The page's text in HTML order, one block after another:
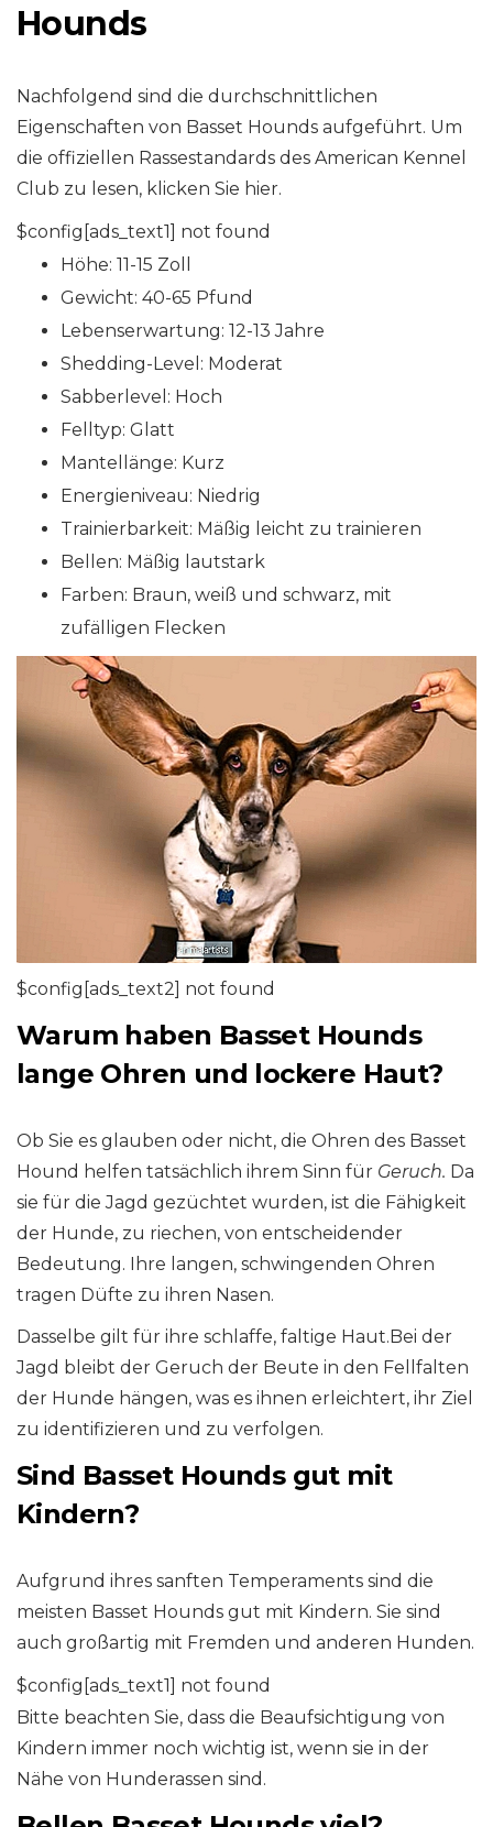
Hounds
Nachfolgend sind die durchschnittlichen
Eigenschaften von Basset Hounds aufgeführt. Um
die offiziellen Rassestandards des American Kennel
Club zu lesen, klicken Sie hier.
$config[ads_text1] not found
Höhe: 11-15 Zoll
Gewicht: 40-65 Pfund
Lebenserwartung: 12-13 Jahre
Shedding-Level: Moderat
Sabberlevel: Hoch
Felltyp: Glatt
Mantellänge: Kurz
Energieniveau: Niedrig
Trainierbarkeit: Mäßig leicht zu trainieren
Bellen: Mäßig lautstark
Farben: Braun, weiß und schwarz, mit
zufälligen Flecken
$config[ads_text2] not found
Warum haben Basset Hounds
lange Ohren und lockere Haut?
Ob Sie es glauben oder nicht, die Ohren des Basset
Hound helfen tatsächlich ihrem Sinn für Geruch. Da
sie für die Jagd gezüchtet wurden, ist die Fähigkeit
der Hunde, zu riechen, von entscheidender
Bedeutung. Ihre langen, schwingenden Ohren
tragen Düfte zu ihren Nasen.
Dasselbe gilt für ihre schlaffe, faltige Haut.Bei der
Jagd bleibt der Geruch der Beute in den Fellfalten
der Hunde hängen, was es ihnen erleichtert, ihr Ziel
zu identifizieren und zu verfolgen.
Sind Basset Hounds gut mit
Kindern?
Aufgrund ihres sanften Temperaments sind die
meisten Basset Hounds gut mit Kindern. Sie sind
auch großartig mit Fremden und anderen Hunden.
$config[ads_text1] not found
Bitte beachten Sie, dass die Beaufsichtigung von
Kindern immer noch wichtig ist, wenn sie in der
Nähe von Hunderassen sind.